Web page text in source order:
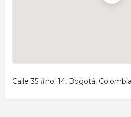
Calle 35 #no. 14, Bogotá, Colombia